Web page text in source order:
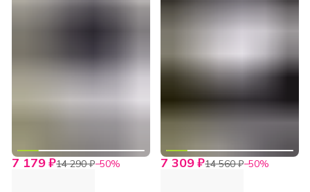
7 179 ₽14 290 ₽−50% 7 309 ₽14 560 ₽−50%